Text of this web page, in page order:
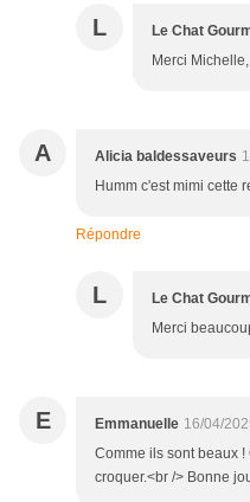
L Le Chat
Merci
A Alicia baldessaveurs
Humm c'est mimi cette
Répondre
L Le Chat
Merci
E Emmanuelle 16/04/
Comme ils sont beaux
croquer.<br /> Bonne